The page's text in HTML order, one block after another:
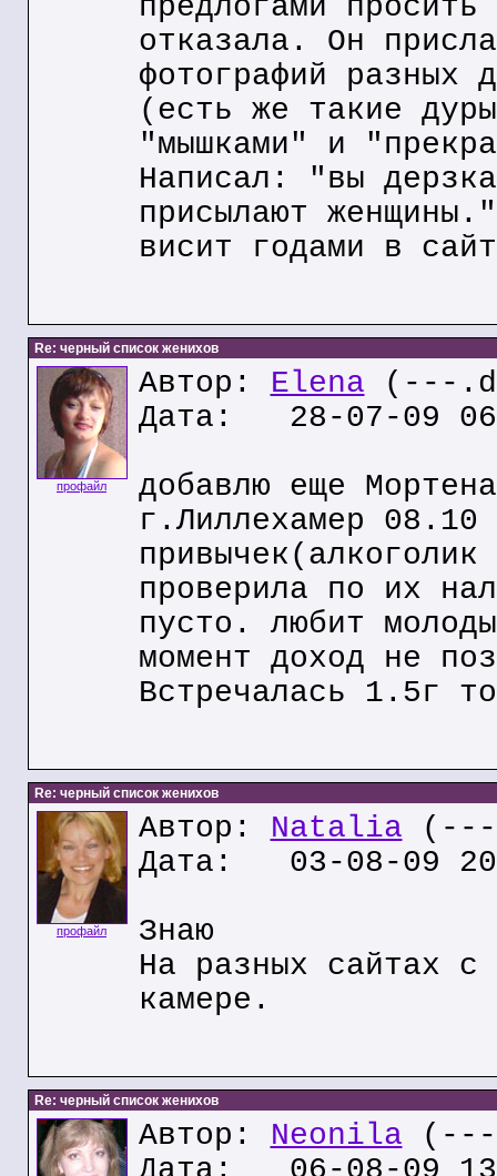
предлогами
отказала. Он
фотографий разных
(есть же такие
"мышками" и
Написал: "вы
присылают
висит годами в
Re: черный список женихов
профайл
Автор: Elena (---
Дата: 28-07-09
добавлю еще
г.Лиллехамер
проверила по их
пусто. любит
момент доход не
Встречалась 1.5г
Re: черный список женихов
профайл
Автор: Natalia (---
Дата: 03-08-09
Знаю
На разных сайтах
камере.
Re: черный список женихов
Автор: Neonila (---